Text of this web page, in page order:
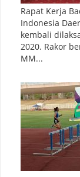
Rapat Kerja
Indonesia
kembali
2020. Rakor
MM...